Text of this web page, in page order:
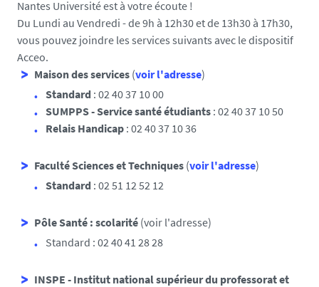
Nantes Université est à votre écoute !
Du Lundi au Vendredi - de 9h à 12h30 et de 13h30 à 17h30,
vous pouvez joindre les services suivants avec le dispositif
Acceo.
Maison des services (voir l'adresse)
Standard : 02 40 37 10 00
SUMPPS - Service santé étudiants : 02 40 37 10 50
Relais Handicap : 02 40 37 10 36
Faculté Sciences et Techniques (voir l'adresse)
Standard : 02 51 12 52 12
Pôle Santé : scolarité (voir l'adresse)
Standard : 02 40 41 28 28
INSPE - Institut national supérieur du professorat et